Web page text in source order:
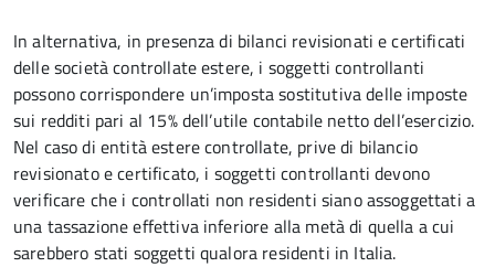
In alternativa, in presenza di bilanci revisionati e certificati
delle società controllate estere, i soggetti controllanti
possono corrispondere un’imposta sostitutiva delle imposte
sui redditi pari al 15% dell’utile contabile netto dell’esercizio.
Nel caso di entità estere controllate, prive di bilancio
revisionato e certificato, i soggetti controllanti devono
verificare che i controllati non residenti siano assoggettati a
una tassazione effettiva inferiore alla metà di quella a cui
sarebbero stati soggetti qualora residenti in Italia.